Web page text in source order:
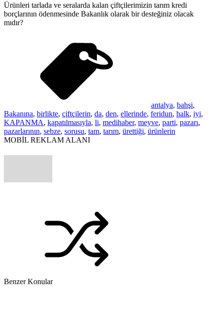
Ürünleri tarlada ve seralarda kalan çiftçilerimizin tarım kredi
borçlarının ödenmesinde Bakanlık olarak bir desteğiniz olacak
mıdır?
antalya, bahşi,
Bakanına, birlikte, çiftçilerin, da, den, ellerinde, feridun, halk, iyi,
KAPANMA, kapatılmasıyla, li, medihaber, meyve, parti, pazarı,
pazarlarının, sebze, sorusu, tam, tarım, ürettiği, ürünlerin
MOBİL REKLAM ALANI
Benzer Konular